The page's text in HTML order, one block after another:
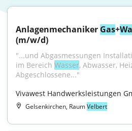
Anlagenmechaniker Gas+
(m/w/d)
"...und Abgasmessungen
im Bereich Wasser, Abwasser,
Abgeschlossene..."
Vivawest Handwerksleistungen
Gelsenkirchen, RaumVelbert